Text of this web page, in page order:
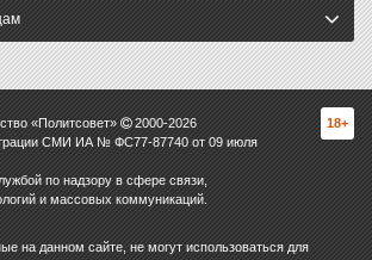
«Политсовет» 2000-2026
СМИ ИА № ФС77-87740 от 09 июля
по надзору в сфере связи,
и массовых коммуникаций.
18+
на данном сайте, не могут использоваться для